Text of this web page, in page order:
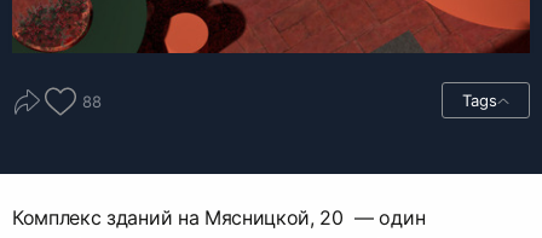
88 Tags
Комплекс зданий на Мясницкой, 20 — один